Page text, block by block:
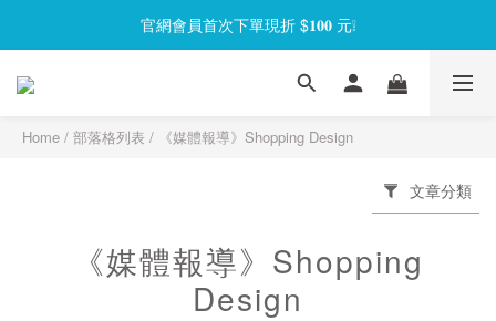
官網會員首次下單現折 $𝟏𝟎𝟎 元❕
官網會員首次下單現折 $𝟏𝟎𝟎 元❕
【限時回饋】小海龜矽密盒最低 𝟱𝟴 折起
Home / 部落格列表 / 《媒體報導》Shopping Design
文章分類
《媒體報導》Shopping
Design